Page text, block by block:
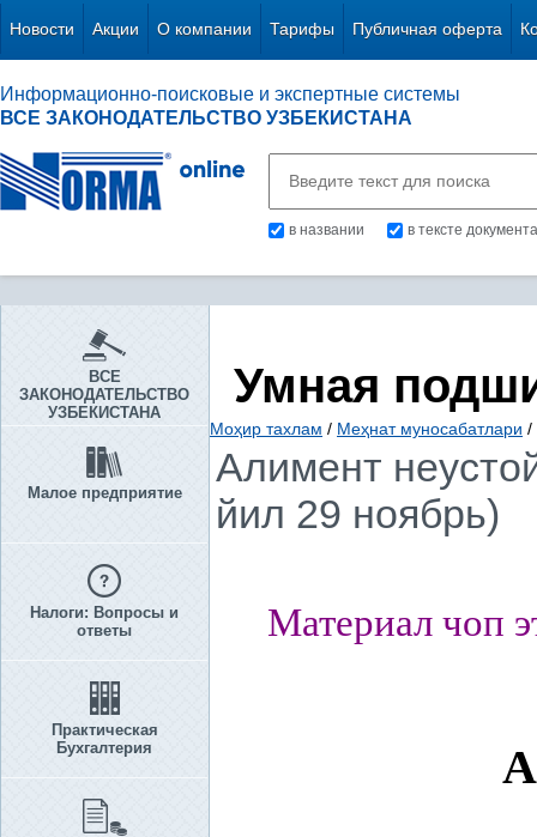
Новости Акции О компании Тарифы Публичная оферта
Информационно-поисковые и экспертные системы
ВСЕ ЗАКОНОДАТЕЛЬСТВО УЗБЕКИСТАНА
в названии в тексте документа
ВСЕ
ЗАКОНОДАТЕЛЬСТВО
УЗБЕКИСТАНА
Малое предприятие
Налоги: Вопросы и
ответы
Практическая
Бухгалтерия
Умная
Моҳир тахлам / Меҳнат муносабатлари /
Алимент
йил 29 ноябрь)
Материал чоп